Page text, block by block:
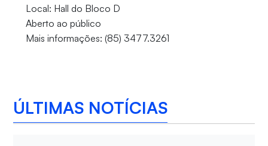
Local: Hall do Bloco D
Aberto ao público
Mais informações: (85) 3477.3261
ÚLTIMAS NOTÍCIAS